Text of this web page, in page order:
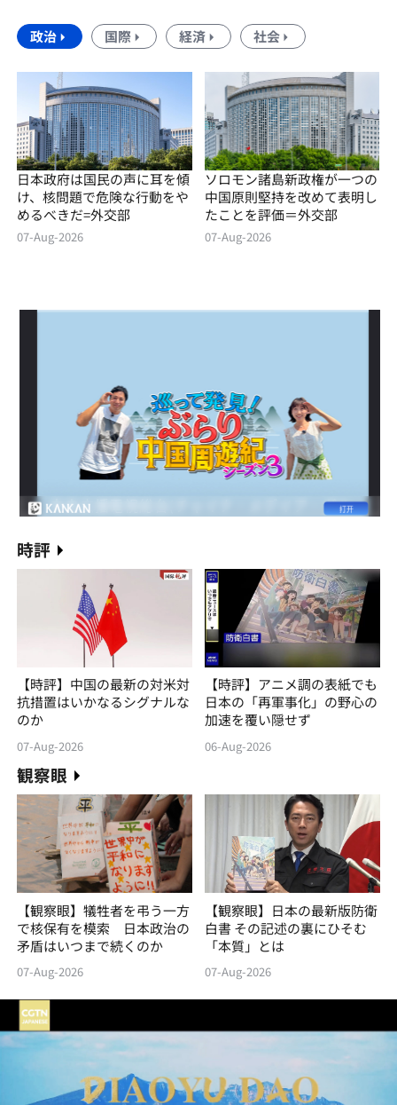
政治 国際 経済 社会
日本政府は国民の声に耳を傾
け、核問題で危険な行動をや
めるべきだ=外交部
07-Aug-2026
ソロモン諸島新政権が一つの
中国原則堅持を改めて表明し
たことを評価＝外交部
07-Aug-2026
時評
【時評】中国の最新の対米対
抗措置はいかなるシグナルな
のか
07-Aug-2026
【時評】アニメ調の表紙でも
日本の「再軍事化」の野心の
加速を覆い隠せず
06-Aug-2026
観察眼
【観察眼】犠牲者を弔う一方
で核保有を模索 日本政治の
矛盾はいつまで続くのか
07-Aug-2026
【観察眼】日本の最新版防衛
白書 その記述の裏にひそむ
「本質」とは
07-Aug-2026